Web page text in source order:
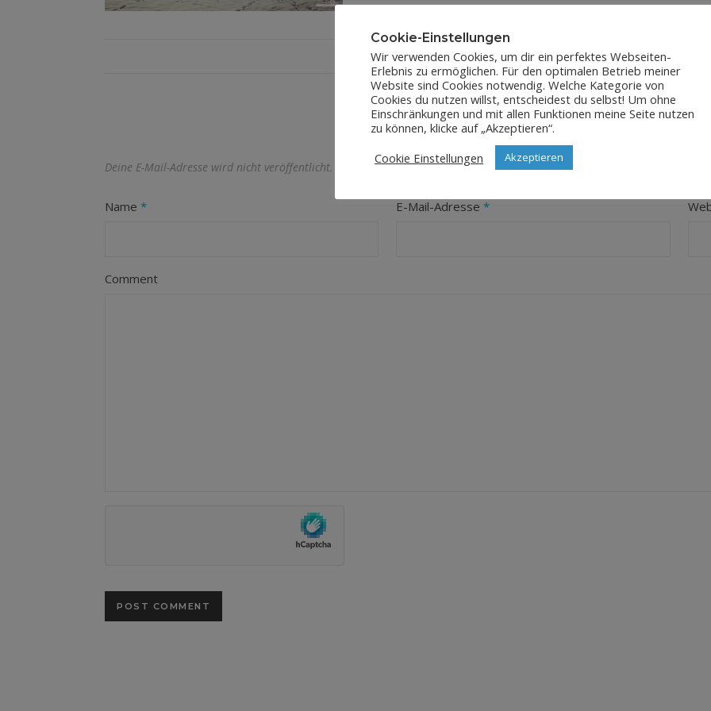
LEAVE A REPLY
Deine E-Mail-Adresse wird nicht veröffentlicht. Erforderliche Felder sind mit* markiert
Name * E-Mail-Adresse*
Comment
Cookie-Einstellungen
Wir verwenden Cookies, um dir ein perfektes Webseiten-
Erlebnis zu ermöglichen. Für den optimalen Betrieb meiner
Website sind Cookies notwendig. Welche Kategorie von
Cookies du nutzen willst, entscheidest du selbst! Um ohne
Einschränkungen und mit allen Funktionen meine Seite nutzen
zu können, klicke auf „Akzeptieren“.
Cookie Einstellungen
Akzeptieren